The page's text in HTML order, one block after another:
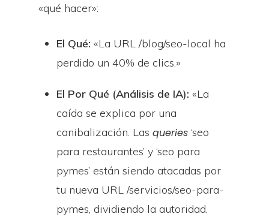
«qué hacer»:
El Qué: «La URL /blog/seo-local ha
perdido un 40% de clics.»
El Por Qué (Análisis de IA): «La
caída se explica por una
canibalización. Las queries ‘seo
para restaurantes’ y ‘seo para
pymes’ están siendo atacadas por
tu nueva URL /servicios/seo-para-
pymes, dividiendo la autoridad.